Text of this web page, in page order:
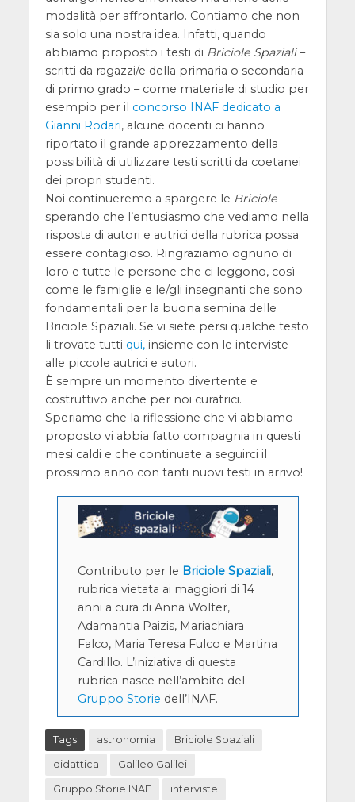
modalità per affrontarlo. Contiamo che non
sia solo una nostra idea. Infatti, quando
abbiamo proposto i testi di Briciole Spaziali–
scritti da ragazzi/e della primaria o secondaria
di primo grado – come materiale di studio per
esempio per il concorso INAF dedicato a
Gianni Rodari, alcune docenti ci hanno
riportato il grande apprezzamento della
possibilità di utilizzare testi scritti da coetanei
dei propri studenti.
Noi continueremo a spargere le Briciole
sperando che l’entusiasmo che vediamo nella
risposta di autori e autrici della rubrica possa
essere contagioso. Ringraziamo ognuno di
loro e tutte le persone che ci leggono, così
come le famiglie e le/gli insegnanti che sono
fondamentali per la buona semina delle
Briciole Spaziali. Se vi siete persi qualche testo
li trovate tutti qui,insieme con le interviste
alle piccole autrici e autori.
È sempre un momento divertente e
costruttivo anche per noi curatrici.
Speriamo che la riflessione che vi abbiamo
proposto vi abbia fatto compagnia in questi
mesi caldi e che continuate a seguirci il
prossimo anno con tanti nuovi testi in arrivo!
Contributo per le Briciole Spaziali,
rubrica vietata ai maggiori di 14
anni a cura di Anna Wolter,
Adamantia Paizis, Mariachiara
Falco, Maria Teresa Fulco e Martina
Cardillo. L’iniziativa di questa
rubrica nasce nell’ambito del
Gruppo Storie dell’INAF.
Tags astronomia Briciole Spaziali
didattica Galileo Galilei
Gruppo Storie INAF interviste